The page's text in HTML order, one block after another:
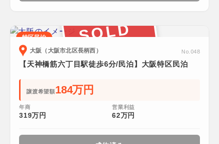
SOLD
特区民泊
大阪（大阪市北区長柄西）
No.048
【天神橋筋六丁目駅徒歩6分/民泊】大阪特区民泊
譲渡希望額184万円
年商
319万円
営業利益
62万円